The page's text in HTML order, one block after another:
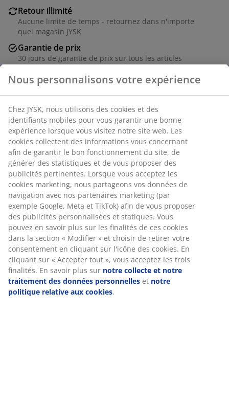
Retour illimité
Aucune limite de temps - retournez dans n'importe
quel magasin JYSK
Garantie de prix
30 jours de garantie de prix sur tous les articles
Options de livraison flexibles
Livraison rapide et facile
Tissu. Coussins d'assise et de dossier en mousse. Pieds
en bois massif. l91 x H98 x p88 cm
Numéro d’article: 3640264
Instructions de montage
Spécifications
Avis
(38)